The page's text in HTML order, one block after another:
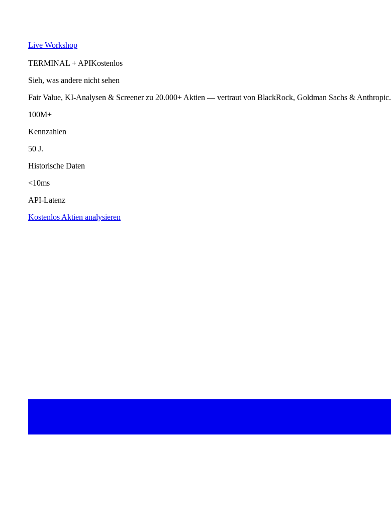
Live Workshop
TERMINAL + APIKostenlos
Sieh, was andere nicht sehen
Fair Value, KI-Analysen & Screener zu 20.000+ Aktien — vertraut von BlackRock, Goldman Sachs & Anthropic.
100M+
Kennzahlen
50 J.
Historische Daten
<10ms
API-Latenz
Kostenlos Aktien analysieren